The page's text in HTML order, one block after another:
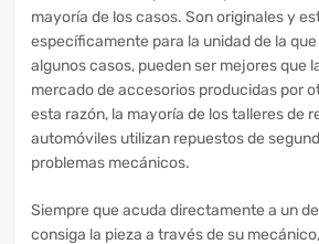
mayoría de los casos. Son originales y
específicamente para la unidad de la
algunos casos, pueden ser mejores que
mercado de accesorios producidas por
esta razón, la mayoría de los talleres de
automóviles utilizan repuestos de
problemas mecánicos.
Siempre que acuda directamente a un
consiga la pieza a través de su